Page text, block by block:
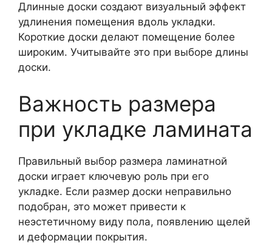
Длинные доски создают визуальный эффект
удлинения помещения вдоль укладки.
Короткие доски делают помещение более
широким. Учитывайте это при выборе длины
доски.
Важность размера
при укладке ламината
Правильный выбор размера ламинатной
доски играет ключевую роль при его
укладке. Если размер доски неправильно
подобран, это может привести к
неэстетичному виду пола, появлению щелей
и деформации покрытия.